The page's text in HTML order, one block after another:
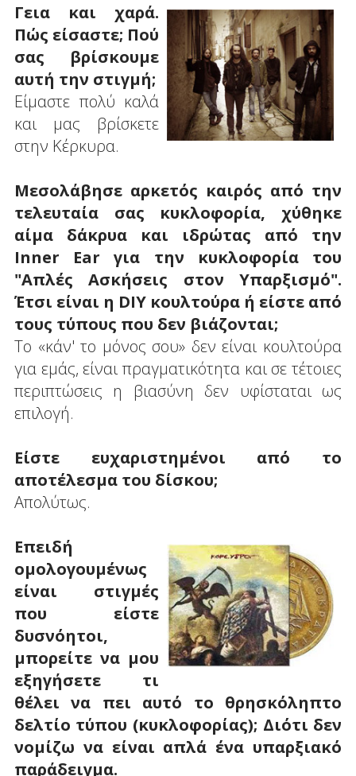
Γεια και χαρά.
Πώς είσαστε; Πού
σας βρίσκουμε
αυτή την στιγμή;
Είμαστε πολύ καλά
και μας βρίσκετε
στην Κέρκυρα.
Μεσολάβησε αρκετός καιρός από την
τελευταία σας κυκλοφορία, χύθηκε
αίμα δάκρυα και ιδρώτας από την
Inner Ear για την κυκλοφορία του
"Απλές Ασκήσεις στον Υπαρξισμό".
Έτσι είναι η DIY κουλτούρα ή είστε από
τους τύπους που δεν βιάζονται;
Το «κάν' το μόνος σου» δεν είναι κουλτούρα
για εμάς, είναι πραγματικότητα και σε τέτοιες
περιπτώσεις η βιασύνη δεν υφίσταται ως
επιλογή.
Είστε ευχαριστημένοι από το
αποτέλεσμα του δίσκου;
Απολύτως.
Επειδή
ομολογουμένως
είναι στιγμές
που είστε
δυσνόητοι,
μπορείτε να μου
εξηγήσετε τι
θέλει να πει αυτό το θρησκόληπτο
δελτίο τύπου (κυκλοφορίας); Διότι δεν
νομίζω να είναι απλά ένα υπαρξιακό
παράδειγμα.